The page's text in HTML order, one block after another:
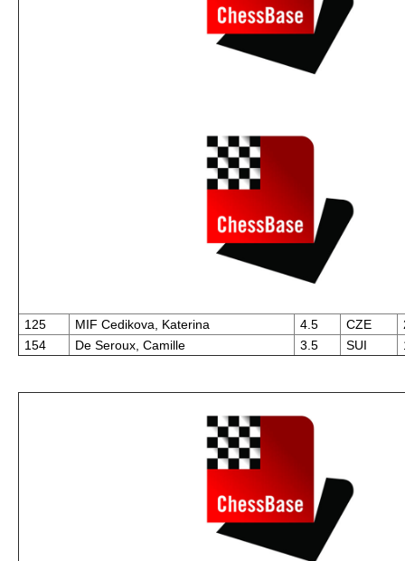
125 MIF Cedikova, Katerina 4.5 CZE
154
De Seroux, Camille 3.5 SUI